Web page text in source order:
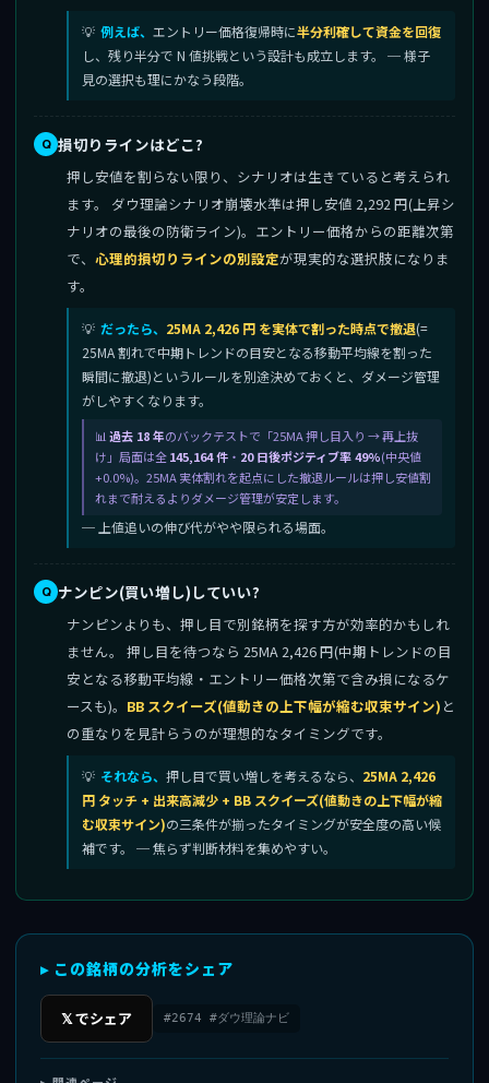
例えば、 エントリー価格復帰時に半分利確して資金を回復
し、残り半分で N 値挑戦という設計も成立します。 ─ 様子
見の選択も理にかなう段階。
損切りラインはどこ?
押し安値を割らない限り、シナリオは生きていると考えられ
ます。 ダウ理論シナリオ崩壊水準は押し安値 2,292 円(上昇シ
ナリオの最後の防衛ライン)。エントリー価格からの距離次第
で、 心理的損切りラインの別設定が現実的な選択肢になりま
す。
だったら、 25MA 2,426 円 を実体で割った時点で撤退(=
25MA 割れで中期トレンドの目安となる移動平均線を割った
瞬間に撤退)というルールを別途決めておくと、ダメージ管理
がしやすくなります。
過去 18 年のバックテストで「25MA 押し目入り → 再上抜
け」局面は全145,164 件 ・ 20 日後ポジティブ率 49%(中央値
+0.0%)。25MA 実体割れを起点にした撤退ルールは押し安値割
れまで耐えるよりダメージ管理が安定します。
─ 上値追いの伸び代がやや限られる場面。
ナンピン(買い増し)していい?
ナンピンよりも、押し目で別銘柄を探す方が効率的かもしれ
ません。 押し目を待つなら 25MA 2,426 円(中期トレンドの目
安となる移動平均線・エントリー価格次第で含み損になるケ
ースも)。 BB スクイーズ(値動きの上下幅が縮む収束サイン) と
の重なりを見計らうのが理想的なタイミングです。
それなら、 押し目で買い増しを考えるなら、 25MA 2,426
円 タッチ + 出来高減少 + BB スクイーズ(値動きの上下幅が縮
む収束サイン)の三条件が揃ったタイミングが安全度の高い候
補です。 ─ 焦らず判断材料を集めやすい。
▸ この銘柄の分析をシェア
𝕏 でシェア #2674 #ダウ理論ナビ